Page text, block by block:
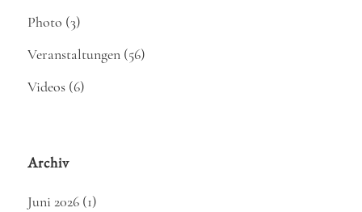
Photo (3)
Veranstaltungen (56)
Videos (6)
Archiv
Juni 2026 (1)